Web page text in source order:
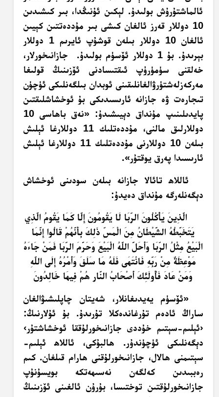
ئالماشتۇرۇش بولىدۇ. لېكىن ئۇنىڭدا، بىر كىشىدىن
10 دوللار قەرز ئالغان كىشى بىر مۇددەتتىن كېيىن
ئالغان 10 دوللار بىلەن قوشۇپ ئايرىم 1 دوللار
بېرىدۇ. بۇ 1 دوللار ئۆسۈم بولىدۇ. جازانىخورلار،
خەلقنى سۈمۈرۈپ ئىقتىسادنى ئۆزىنىڭ قولىغا
مەركەزلەشتۈرۋالغانلىقىنى ئوبدان بىلگەنلىكى ئۈچۈن
تىجارەت ۋە جازانە ئارىسىدىكى بۇ ئوخشاشلىقتىن
پايدىلىنىپ مۇنداق دېيىشىدۇ: «نەق باھاسى 10
دوللارلىق مالنى، مۇددەتلىك 11 دوللارغا ئېلىش
بىلەن 10 دوللارنى مۇددەتلىك 11 دوللارغا ئېلىش
ئارىسىدا پەرق يوقتۇر».
ئاللاھ تائالا جازانە بىلەن سودىنى ئوخشاش
دېگەنلەرگە مۇنداق دەيدۇ:
الَّذِينَ يَأْكُلُونَ الرِّبَا لَا يَقُومُونَ إِلَّا كَمَا يَقُومُ الَّذِي
يَتَخَبَّطُهُ الشَّيْطَانُ مِنَ الْمَسِّ ذَلِكَ بِأَنَّهُمْ قَالُوا إِنَّمَا
الْبَيْعُ مِثْلُ الرِّبَا وَأَحَلَّ اللَّهُ الْبَيْعَ وَحَرَّمَ الرِّبَا فَمَنْ جَاءَهُ
مَوْعِظَةٌ مِنْ رَبِّهِ فَانْتَهَى فَلَهُ مَا سَلَفَ وَأَمْرُهُ إِلَى اللَّهِ
وَمَنْ عَادَ فَأُولَئِكَ أَصْحَابُ النَّارِ هُمْ فِيهَا خَالِدُونَ
«ئۆسۈم يەيدىغانلار، شەيتان چاپلىشىۋالغان
ساراڭ ئادەم تۇرغاندەكلا تۇرىدۇ. بۇ ئۇلارنىڭ:
‹ئېلىم-سېتىم خۇددى جازانىخورلۇققا ئوخشاشتۇر›
دېگەنلىكى ئۈچۈندۇر. ھالبۇكى، ئاللاھ ئېلىم-
سېتىمنى ھالال، جازانىخورلۇقنى ھارام قىلغان. كىم
رەببىدىن كەلگەن نەسىھەتكە بويسۇنۇپ
جازانىخورلۇقتىن توختىسا، بۇرۇن ئالغىنى ئۆزىنىڭ